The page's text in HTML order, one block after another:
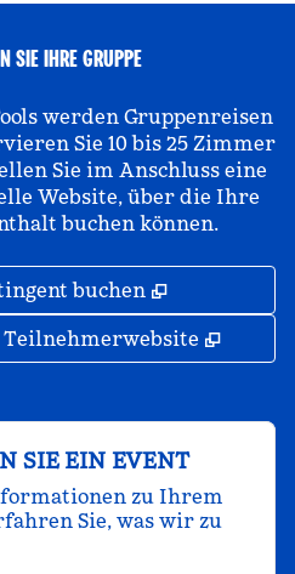
SIE IHRE GRUPPE
werden Gruppenreisen
Sie 10 bis 25 Zimmer
Sie im Anschluss eine
Website, über die Ihre
buchen können.
buchen ,
,
SIE EIN EVENT
zu Ihrem
Sie, was wir zu